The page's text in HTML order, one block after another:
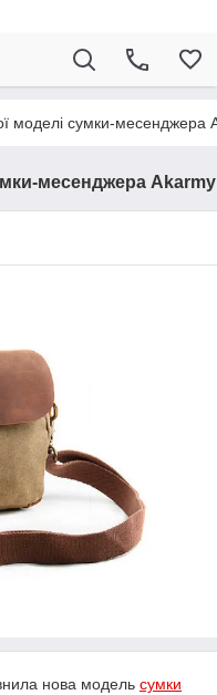
моделі сумки-месенджера
месенджера Akarmy
нова модель сумки